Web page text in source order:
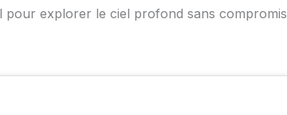
pour explorer le ciel profond sans compromis